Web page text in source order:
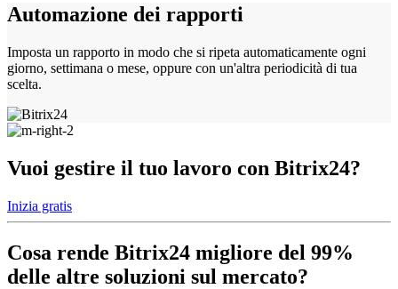
Automazione dei rapporti
Imposta un rapporto in modo che si ripeta automaticamente ogni
giorno, settimana o mese, oppure con un'altra periodicità di tua
scelta.
Vuoi gestire il tuo lavoro con Bitrix24?
Inizia gratis
Cosa rende Bitrix24 migliore del 99%
delle altre soluzioni sul mercato?